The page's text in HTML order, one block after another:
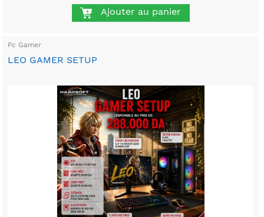
Ajouter au panier
Pc Gamer
LEO GAMER SETUP